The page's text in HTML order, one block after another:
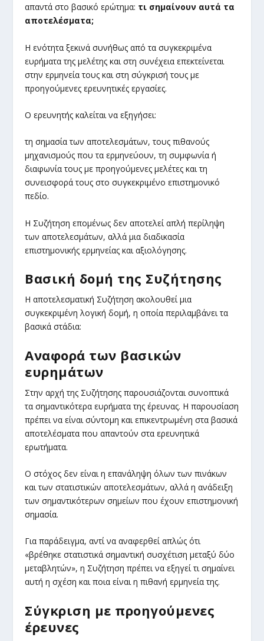
απαντά στο βασικό ερώτημα: τι σημαίνουν αυτά τα
αποτελέσματα;
Η ενότητα ξεκινά συνήθως από τα συγκεκριμένα
ευρήματα της μελέτης και στη συνέχεια επεκτείνεται
στην ερμηνεία τους και στη σύγκρισή τους με
προηγούμενες ερευνητικές εργασίες.
Ο ερευνητής καλείται να εξηγήσει:
τη σημασία των αποτελεσμάτων, τους πιθανούς
μηχανισμούς που τα ερμηνεύουν, τη συμφωνία ή
διαφωνία τους με προηγούμενες μελέτες και τη
συνεισφορά τους στο συγκεκριμένο επιστημονικό
πεδίο.
Η Συζήτηση επομένως δεν αποτελεί απλή περίληψη
των αποτελεσμάτων, αλλά μια διαδικασία
επιστημονικής ερμηνείας και αξιολόγησης.
Βασική δομή της Συζήτησης
Η αποτελεσματική Συζήτηση ακολουθεί μια
συγκεκριμένη λογική δομή, η οποία περιλαμβάνει τα
βασικά στάδια:
Αναφορά των βασικών
ευρημάτων
Στην αρχή της Συζήτησης παρουσιάζονται συνοπτικά
τα σημαντικότερα ευρήματα της έρευνας. Η παρουσίαση
πρέπει να είναι σύντομη και επικεντρωμένη στα βασικά
αποτελέσματα που απαντούν στα ερευνητικά
ερωτήματα.
Ο στόχος δεν είναι η επανάληψη όλων των πινάκων
και των στατιστικών αποτελεσμάτων, αλλά η ανάδειξη
των σημαντικότερων σημείων που έχουν επιστημονική
σημασία.
Για παράδειγμα, αντί να αναφερθεί απλώς ότι
«βρέθηκε στατιστικά σημαντική συσχέτιση μεταξύ δύο
μεταβλητών», η Συζήτηση πρέπει να εξηγεί τι σημαίνει
αυτή η σχέση και ποια είναι η πιθανή ερμηνεία της.
Σύγκριση με προηγούμενες
έρευνες